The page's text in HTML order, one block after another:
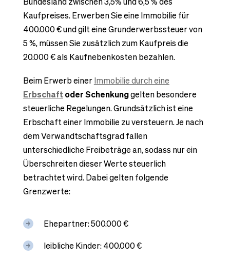
Kaufpreises. Erwerben Sie eine Immobilie für
400.000 € und gilt eine Grunderwerbssteuer von
5 %, müssen Sie zusätzlich zum Kaufpreis die
20.000 € als Kaufnebenkosten bezahlen.
Beim Erwerb einerImmobilie durch eine
Erbschaft oder Schenkunggelten besondere
steuerliche Regelungen. Grundsätzlich ist eine
Erbschaft einer Immobilie zu versteuern. Je nach
dem Verwandtschaftsgrad fallen
unterschiedliche Freibeträge an, sodass nur ein
Überschreiten dieser Werte steuerlich
betrachtet wird. Dabei gelten folgende
Grenzwerte:
Ehepartner: 500.000 €
leibliche Kinder: 400.000 €